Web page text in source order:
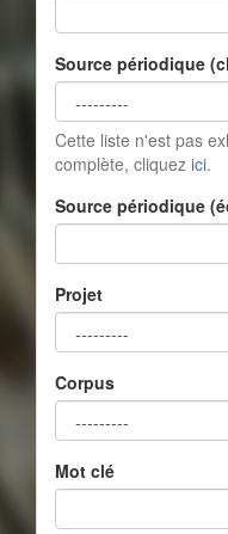
Source périodique
Cette liste n'est pas
complète, cliquez ici.
Source périodique
Projet
Corpus
Mot clé